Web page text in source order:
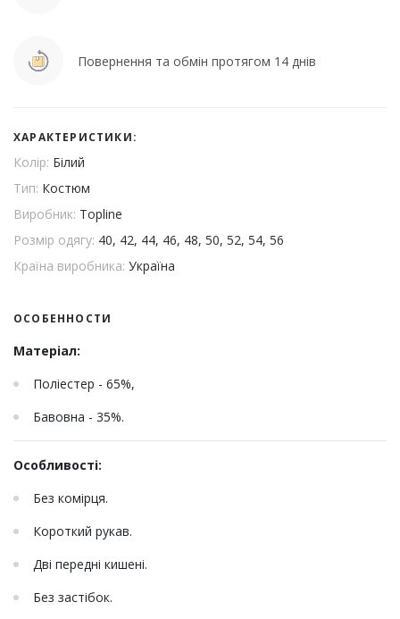
Повернення та обмін протягом 14 днів
ХАРАКТЕРИСТИКИ:
Колір: Білий
Тип: Костюм
Виробник: Topline
Розмір одягу: 40, 42, 44, 46, 48, 50, 52, 54, 56
Країна виробника: Україна
ОСОБЕННОСТИ
Матеріал:
Поліестер - 65%,
Бавовна - 35%.
Особливості:
Без комірця.
Короткий рукав.
Дві передні кишені.
Без застібок.